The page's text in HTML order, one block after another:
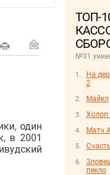
ТОП-
№31
На
2
Майкл
Холоп
Матч
пекло
один
в 2001